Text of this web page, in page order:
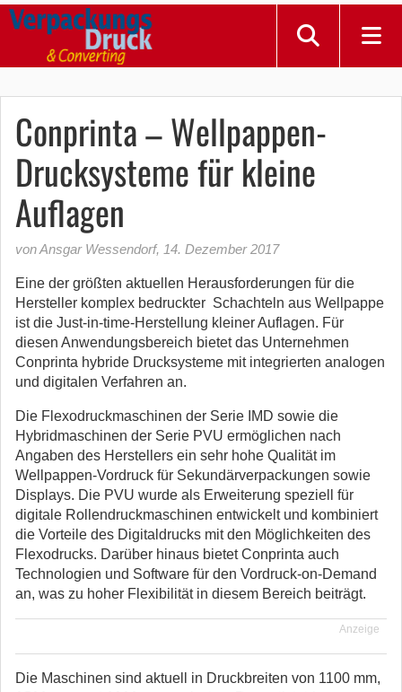
Conprinta – Wellpappen-
Drucksysteme für kleine
Auflagen
von Ansgar Wessendorf, 14. Dezember 2017
Eine der größten aktuellen Herausforderungen für die
Hersteller komplex bedruckter Schachteln aus Wellpappe
ist die Just-in-time-Herstellung kleiner Auflagen. Für
diesen Anwendungsbereich bietet das Unternehmen
Conprinta hybride Drucksysteme mit integrierten analogen
und digitalen Verfahren an.
Die Flexodruckmaschinen der Serie IMD sowie die
Hybridmaschinen der Serie PVU ermöglichen nach
Angaben des Herstellers ein sehr hohe Qualität im
Wellpappen-Vordruck für Sekundärverpackungen sowie
Displays. Die PVU wurde als Erwei­terung speziell für
digitale Rollen­druck­maschinen entwickelt und kombiniert
die Vorteile des Digital­drucks mit den Möglich­keiten des
Flexo­drucks. Darüber hinaus bietet Conprinta auch
Technologien und Software für den Vordruck-on-Demand
an, was zu hoher Flexibilität in diesem Bereich beiträgt.
Anzeige
Die Maschinen sind aktuell in Druckbreiten von 1100 mm,